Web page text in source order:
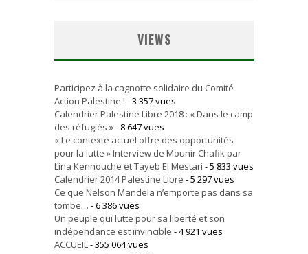
VIEWS
Participez à la cagnotte solidaire du Comité
Action Palestine ! - 3 357 vues
Calendrier Palestine Libre 2018 : « Dans le camp
des réfugiés »- 8 647 vues
« Le contexte actuel offre des opportunités
pour la lutte » Interview de Mounir Chafik par
Lina Kennouche et Tayeb El Mestari - 5 833 vues
Calendrier 2014 Palestine Libre - 5 297 vues
Ce que Nelson Mandela n’emporte pas dans sa
tombe… - 6 386 vues
Un peuple qui lutte pour sa liberté et son
indépendance est invincible - 4 921 vues
ACCUEIL- 355 064 vues